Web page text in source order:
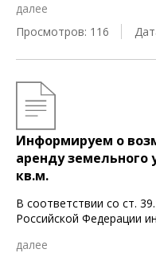
далее
Просмотров: 116
Информируем о
аренду земельного
кв.м.
В соответствии со ст.
Российской Федерации
далее